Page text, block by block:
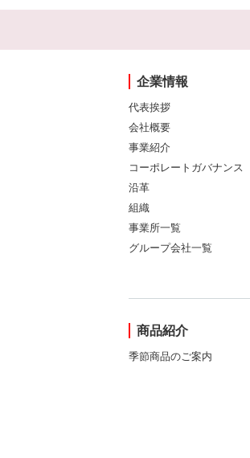
企業情報
代表挨拶
会社概要
事業紹介
コーポレートガバナンス
沿革
組織
事業所一覧
グループ会社一覧
商品紹介
季節商品のご案内